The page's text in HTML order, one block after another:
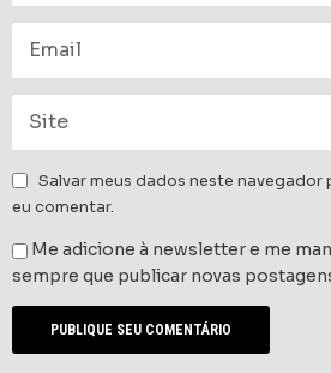
Salvar meus dados neste navegador
eu comentar.
Me adicione à newsletter e me
sempre que publicar novas